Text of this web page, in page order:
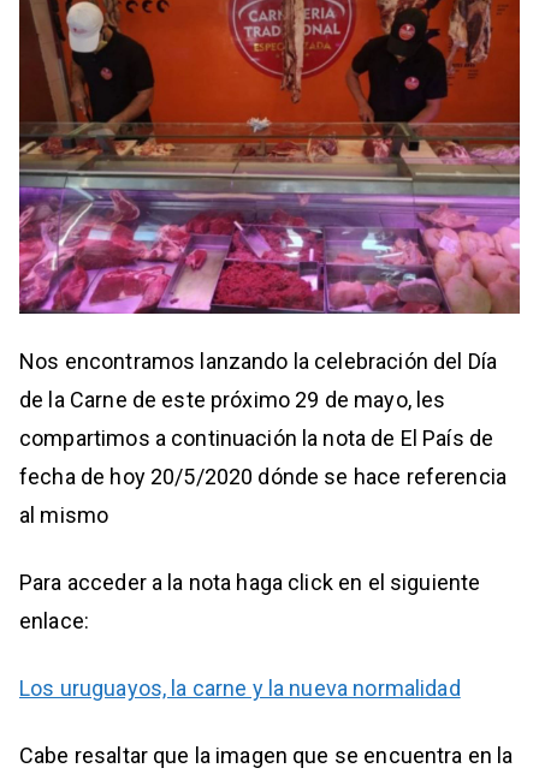
Nos encontramos lanzando la celebración del Día
de la Carne de este próximo 29 de mayo, les
compartimos a continuación la nota de El País de
fecha de hoy 20/5/2020 dónde se hace referencia
al mismo
Para acceder a la nota haga click en el siguiente
enlace:
Los uruguayos, la carne y la nueva normalidad
Cabe resaltar que la imagen que se encuentra en la